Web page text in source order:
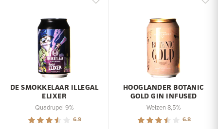
DE SMOKKELAAR ILLEGAL
ELIXER
Quadrupel 9%
6.9
HOOGLANDER BOTANIC
GOLD GIN INFUSED
Weizen 8,5%
6.8